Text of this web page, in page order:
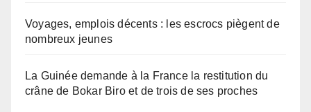
Voyages, emplois décents : les escrocs piègent de
nombreux jeunes
La Guinée demande à la France la restitution du
crâne de Bokar Biro et de trois de ses proches